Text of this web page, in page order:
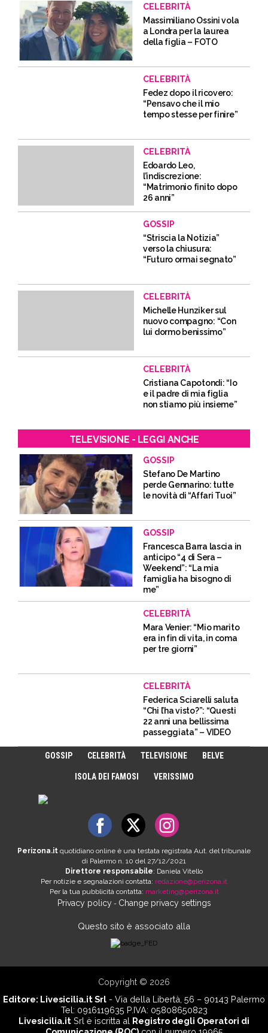
CELEBRITÀ
Massimiliano Ossini vola
a Londra per la laurea
della figlia – FOTO
CELEBRITÀ
Fedez dopo il ricovero:
“Pensavo che il mio
tempo stesse per finire”
CELEBRITÀ
Edoardo Leo,
l’indiscrezione:
“Matrimonio finito dopo
26 anni”
GOSSIP
“Striscia la Notizia”
verso la chiusura:
“Futuro ormai segnato”
CELEBRITÀ
Michelle Hunziker sul
nuovo compagno: “Con
lui dormo benissimo”
CELEBRITÀ
Cristiana Capotondi: “Io
e il padre di mia figlia
non stiamo più insieme”
TELEVISIONE - LEGGI ANCHE
GOSSIP
Stefano De Martino
perde Gennarino: tutte
le novità di “Affari Tuoi”
GOSSIP
Francesca Barra lascia in
anticipo “4 di Sera –
Weekend”: “La mia
famiglia ha bisogno di
me”
CELEBRITÀ
Mara Venier: “Mio marito
era in fin di vita, in coma
per tre giorni”
CELEBRITÀ
Federica Sciarelli saluta
“Chi l’ha visto?”: “Questi
22 anni una bellissima
passeggiata” – VIDEO
GOSSIP CELEBRITÀ TELEVISIONE BELVE
ISOLA DEI FAMOSI VERISSIMO
Perizona.it quotidiano online è una testata registrata Aut. del tribunale
di Palermo n. 10 del 27/12/2021
Direttore responsabile: Daniela Vitello
Per notizie e segnalazioni contatta: redazione@perizona.it
Per la tua pubblicità contatta: marketing@perizona.it
Privacy policy- Change privacy settings
Questo sito è associato alla
Copyright © 2026
Editore: Livesicilia.it Srl - Via della Libertà, 56 – 90143 Palermo
Tel: 0916119635 P.IVA: 05808650823
Livesicilia.it Srl è iscritta al Registro degli Operatori di